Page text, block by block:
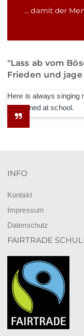
... damit der
"Lass ab vom
Frieden und jage
Here is always singing
he learned at school.
INFO
Kontakt
Impressum
Datenschutz
FAIRTRADE